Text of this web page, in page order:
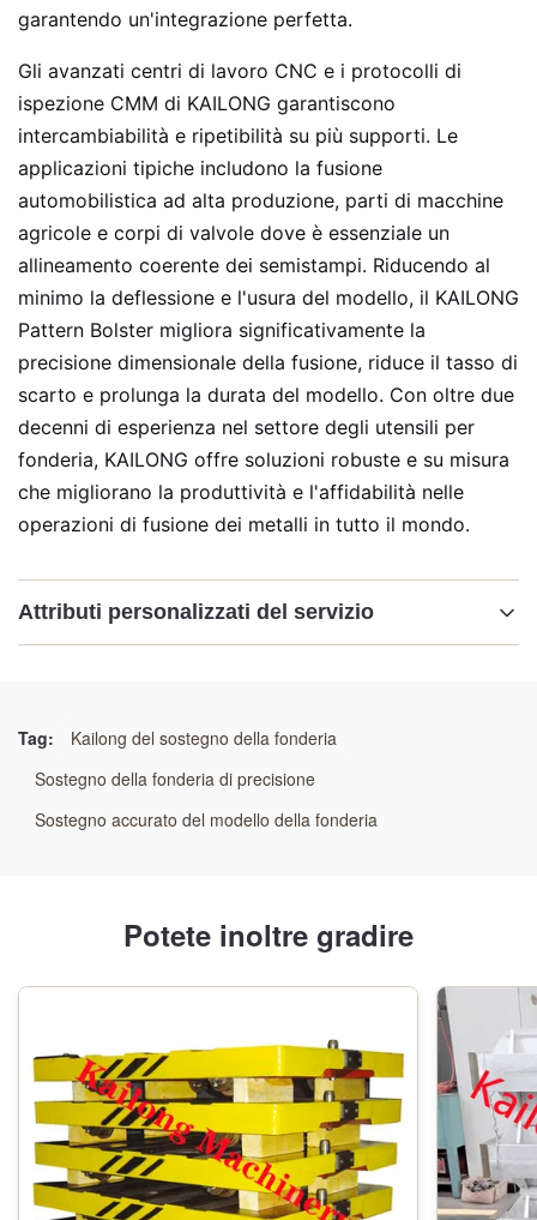
garantendo un'integrazione perfetta.
Gli avanzati centri di lavoro CNC e i protocolli di
ispezione CMM di KAILONG garantiscono
intercambiabilità e ripetibilità su più supporti. Le
applicazioni tipiche includono la fusione
automobilistica ad alta produzione, parti di macchine
agricole e corpi di valvole dove è essenziale un
allineamento coerente dei semistampi. Riducendo al
minimo la deflessione e l'usura del modello, il KAILONG
Pattern Bolster migliora significativamente la
precisione dimensionale della fusione, riduce il tasso di
scarto e prolunga la durata del modello. Con oltre due
decenni di esperienza nel settore degli utensili per
fonderia, KAILONG offre soluzioni robuste e su misura
che migliorano la produttività e l'affidabilità nelle
operazioni di fusione dei metalli in tutto il mondo.
Attributi personalizzati del servizio
Piastra di supporto per linee di stampaggio
,Portatore di modelli di fonderia a commutazione rapida
Tag:
Kailong del sostegno della fonderia
Sostegno della fonderia di precisione
Sostegno accurato del modello della fonderia
Potete inoltre gradire